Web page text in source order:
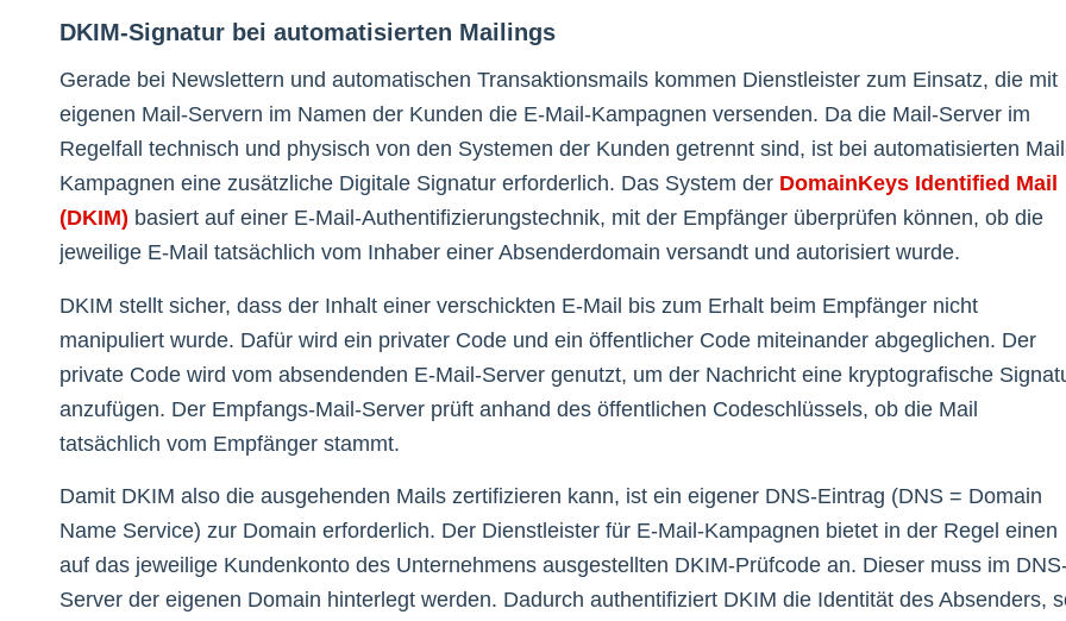
DKIM-Signatur bei automatisierten Mailings
Gerade bei Newslettern und automatischen Transaktionsmails kommen Dienstleister zum Einsatz, die mit
eigenen Mail-Servern im Namen der Kunden die E-Mail-Kampagnen versenden. Da die Mail-Server im
Regelfall technisch und physisch von den Systemen der Kunden getrennt sind, ist bei automatisierten
Kampagnen eine zusätzliche Digitale Signatur erforderlich. Das System der DomainKeys Identified Mail
(DKIM) basiert auf einer E-Mail-Authentifizierungstechnik, mit der Empfänger überprüfen können, ob die
jeweilige E-Mail tatsächlich vom Inhaber einer Absenderdomain versandt und autorisiert wurde.
DKIM stellt sicher, dass der Inhalt einer verschickten E-Mail bis zum Erhalt beim Empfänger nicht
manipuliert wurde. Dafür wird ein privater Code und ein öffentlicher Code miteinander abgeglichen. Der
private Code wird vom absendenden E-Mail-Server genutzt, um der Nachricht eine kryptografische
anzufügen. Der Empfangs-Mail-Server prüft anhand des öffentlichen Codeschlüssels, ob die Mail
tatsächlich vom Empfänger stammt.
Damit DKIM also die ausgehenden Mails zertifizieren kann, ist ein eigener DNS-Eintrag (DNS = Domain
Name Service) zur Domain erforderlich. Der Dienstleister für E-Mail-Kampagnen bietet in der Regel einen
auf das jeweilige Kundenkonto des Unternehmens ausgestellten DKIM-Prüfcode an. Dieser muss im
Server der eigenen Domain hinterlegt werden. Dadurch authentifiziert DKIM die Identität des Absenders,